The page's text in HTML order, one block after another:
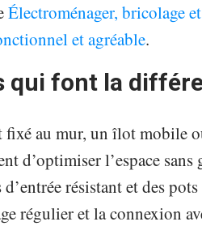
Électroménager, bricolage
et agréable.
qui font la
au mur, un îlot mobile
d’optimiser l’espace sans
résistant et des
régulier et la connexion